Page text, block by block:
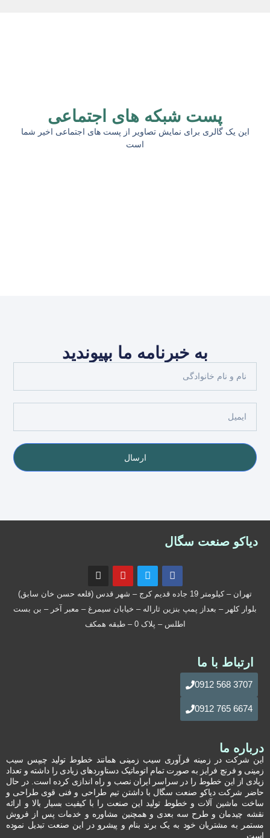
پست شبکه های اجتماعی
این یک گالری برای نمایش تصاویر از پست های اجتماعی اخیر شما
است
به خبرنامه ما بپیوندید
ارسال
دیاکو صنعت سگال
تهران – کیلومتر 19 جاده قدیم کرج – شهر قدس (قلعه حسن خان سابق)
بلوار کلهر – بعداز پمپ بنزین ثاراله – خیابان سیمرغ – معبر آخر – بن بست
اطلس – پلاک 0 – طبقه همکف
ارتباط با ما
3707 568 0912
6674 765 0912
درباره ما
این شرکت در زمینه فرآوری سیب زمینی همانند خطوط تولید چیپس سیب
زمینی و فرنچ فرایز به صورت تمام اتوماتیک دستاوردهای زیادی را داشته و تعداد
زیادی از این خطوط را در سراسر ایران نصب و راه اندازی کرده است. در حال
حاضر شرکت دیاکو صنعت سگال با داشتن تیم طراحی و فنی قوی طراحی و
ساخت ماشین آلات و خطوط تولید این صنعت را با کیفیت بسیار بالا و ارائه
نقشه چیدمان و طرح سه بعدی و همچنین مشاوره و خدمات پس از فروش
مستمر به مشتریان خود به یک برند بنام و پیشرو در این صنعت تبدیل نموده
است.